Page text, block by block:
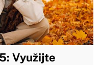
Využijte